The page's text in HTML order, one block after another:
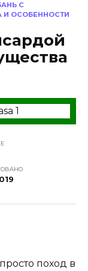
С
И ОСОБЕННОСТИ
поход в